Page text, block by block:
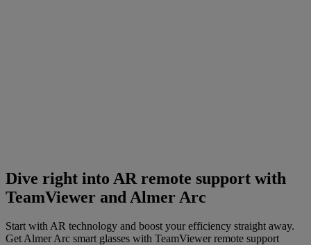
Dive right into AR remote support with
TeamViewer and Almer Arc
Start with AR technology and boost your efficiency straight away.
Get Almer Arc smart glasses with TeamViewer remote support